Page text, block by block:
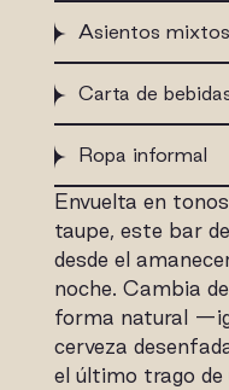
Asientos mixtos
Carta de
Ropa informal
Envuelta en
taupe, este bar
desde el
noche. Cambia
forma natural
cerveza
el último trago de